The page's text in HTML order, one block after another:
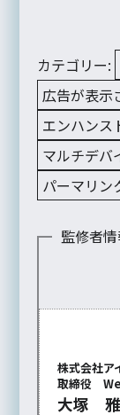
カテゴリー:
広告が表示
エンハンス
マルチデバ
パーマリン
監修者
株式会社ア
取締役
大塚 雅